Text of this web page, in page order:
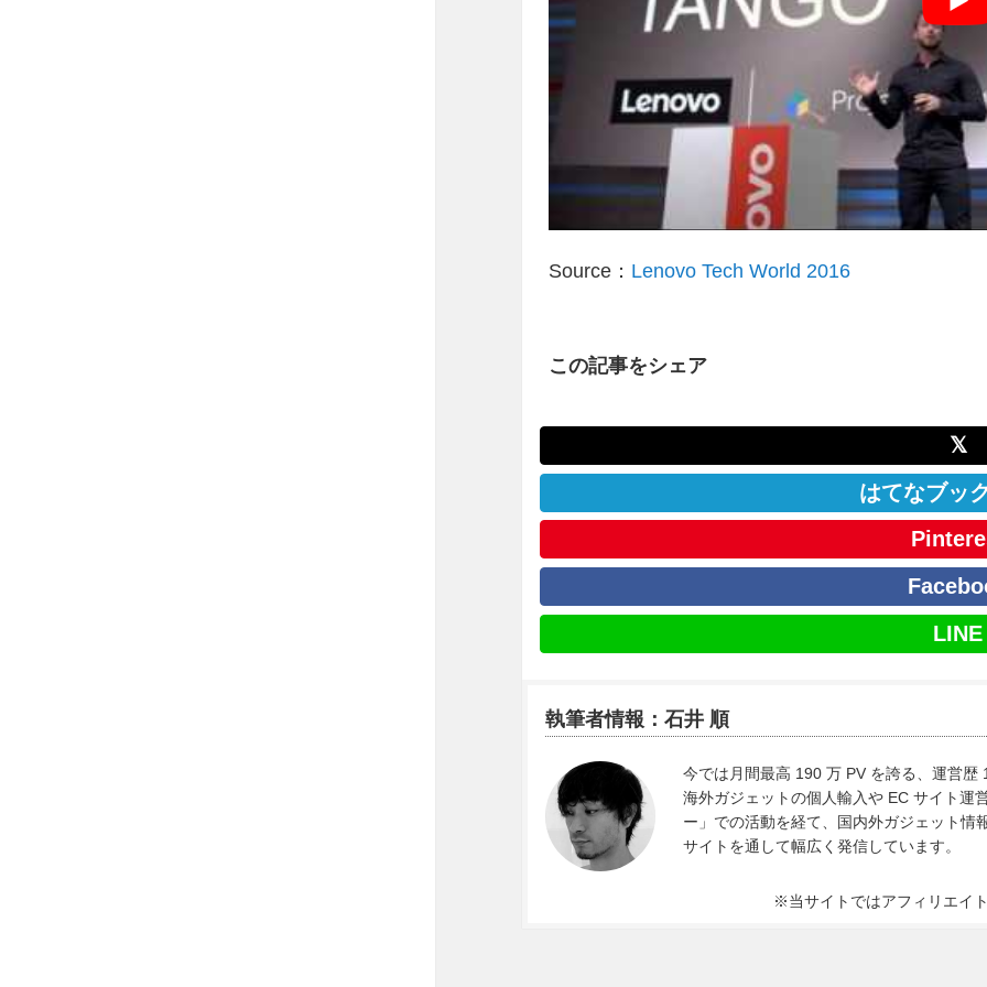
Source： Lenovo Tech World 2016
この記事をシェア
𝕏
はてなブッ
LINE
執筆者情報：石井 順
今では月間最高 190 万 PV を誇る、運営
海外ガジェットの個人輸入や EC サイト運
ー」での活動を経て、国内外ガジェット
サイトを通して幅広く発信しています。
※当サイトではアフィリエイ